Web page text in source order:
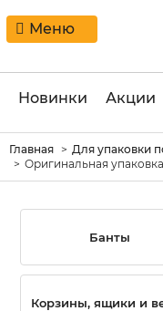
Меню
Новинки Акции
Главная
Для упаковки
Оригинальная упаковка
Банты
Корзины, ящики и